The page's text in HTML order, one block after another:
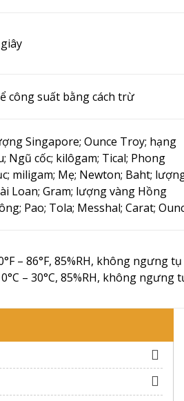
công suất bằng cách trừ
Singapore; Ounce Troy; hạng
Ngũ cốc; kilôgam; Tical; Phong
miligam; Mẹ; Newton; Baht;
Loan; Gram; lượng vàng Hồng
Pao; Tola; Messhal; Carat;
– 86°F, 85%RH, không ngưng tụ
– 30°C, 85%RH, không ngưng